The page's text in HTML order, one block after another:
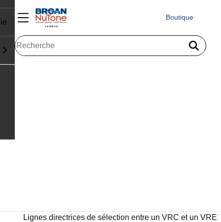
Boutique
Lignes directrices de sélection entre un VRC et un VRE